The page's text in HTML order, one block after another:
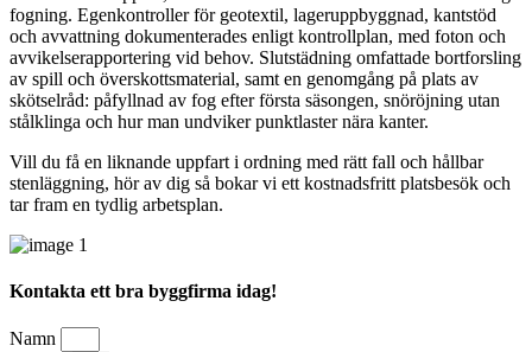
fogning. Egenkontroller för geotextil, lageruppbyggnad, kantstöd
och avvattning dokumenterades enligt kontrollplan, med foton och
avvikelserapportering vid behov. Slutstädning omfattade bortforsling
av spill och överskottsmaterial, samt en genomgång på plats av
skötselråd: påfyllnad av fog efter första säsongen, snöröjning utan
stålklinga och hur man undviker punktlaster nära kanter.
Vill du få en liknande uppfart i ordning med rätt fall och hållbar
stenläggning, hör av dig så bokar vi ett kostnadsfritt platsbesök och
tar fram en tydlig arbetsplan.
Kontakta ett bra byggfirma idag!
Namn